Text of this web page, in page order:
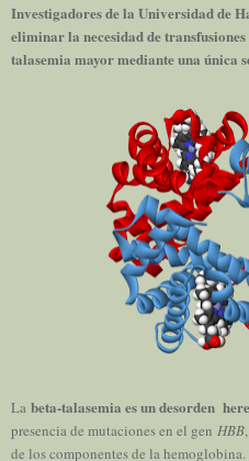
Investigadores de la Universidad de
eliminar la necesidad de
talasemia mayor mediante una única
La beta-talasemia es un desorden
presencia de mutaciones en el gen HBB
de los componentes de la